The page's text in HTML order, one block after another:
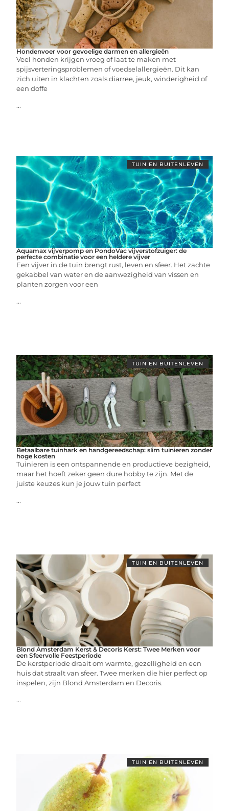
Hondenvoer voor gevoelige darmen en allergieën
Veel honden krijgen vroeg of laat te maken met
spijsverteringsproblemen of voedselallergieën. Dit kan
zich uiten in klachten zoals diarree, jeuk, winderigheid of
een doffe
...
TUIN EN BUITENLEVEN
Aquamax vijverpomp en PondoVac vijverstofzuiger: de
perfecte combinatie voor een heldere vijver
Een vijver in de tuin brengt rust, leven en sfeer. Het zachte
gekabbel van water en de aanwezigheid van vissen en
planten zorgen voor een
...
TUIN EN BUITENLEVEN
Betaalbare tuinhark en handgereedschap: slim tuinieren zonder
hoge kosten
Tuinieren is een ontspannende en productieve bezigheid,
maar het hoeft zeker geen dure hobby te zijn. Met de
juiste keuzes kun je jouw tuin perfect
...
TUIN EN BUITENLEVEN
Blond Amsterdam Kerst & Decoris Kerst: Twee Merken voor
een Sfeervolle Feestperiode
De kerstperiode draait om warmte, gezelligheid en een
huis dat straalt van sfeer. Twee merken die hier perfect op
inspelen, zijn Blond Amsterdam en Decoris.
...
TUIN EN BUITENLEVEN